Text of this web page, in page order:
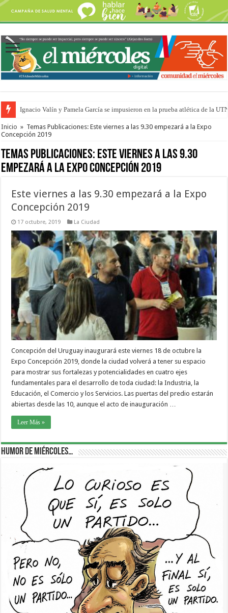
Ignacio Valín y Pamela García se impusieron en la prueba atlética de la
Traigo el litoral en mi canción: 100 años de Aníbal Sampayo
Inicio » Temas Publicaciones: Este viernes a las 9.30 empezará a la Expo
Concepción 2019
Temas Publicaciones: Este viernes a las 9.30
empezará a la Expo Concepción 2019
Este viernes a las 9.30 empezará a la Expo
Concepción 2019
17 octubre, 2019 La Ciudad
Concepción del Uruguay inaugurará este viernes 18 de octubre la
Expo Concepción 2019, donde la ciudad volverá a tener su espacio
para mostrar sus fortalezas y potencialidades en cuatro ejes
fundamentales para el desarrollo de toda ciudad: la Industria, la
Educación, el Comercio y los Servicios. Las puertas del predio estarán
abiertas desde las 10, aunque el acto de inauguración …
Leer Más »
Humor de Miércoles…